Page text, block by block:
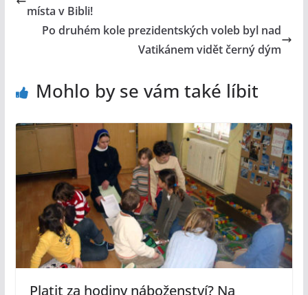
místa v Bibli!
Po druhém kole prezidentských voleb byl nad
Vatikánem vidět černý dým
Mohlo by se vám také líbit
Platit za hodiny náboženství? Na